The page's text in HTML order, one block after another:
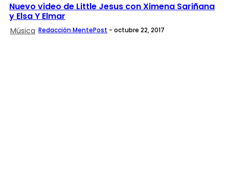
Nuevo video de Little Jesus con Ximena Sariñana
y Elsa Y Elmar
Música Redacción MentePost - octubre 22, 2017